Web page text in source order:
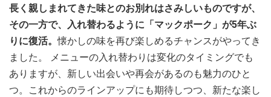
長く親しまれてきた味とのお別れはさみしいものですが、
その一方で、入れ替わるように「マックポーク」が5年ぶ
りに復活。懐かしの味を再び楽しめるチャンスがやってき
ました。 メニューの入れ替わりは変化のタイミングでも
ありますが、新しい出会いや再会があるのも魅力のひと
つ。これからのラインアップにも期待しつつ、新たな楽し